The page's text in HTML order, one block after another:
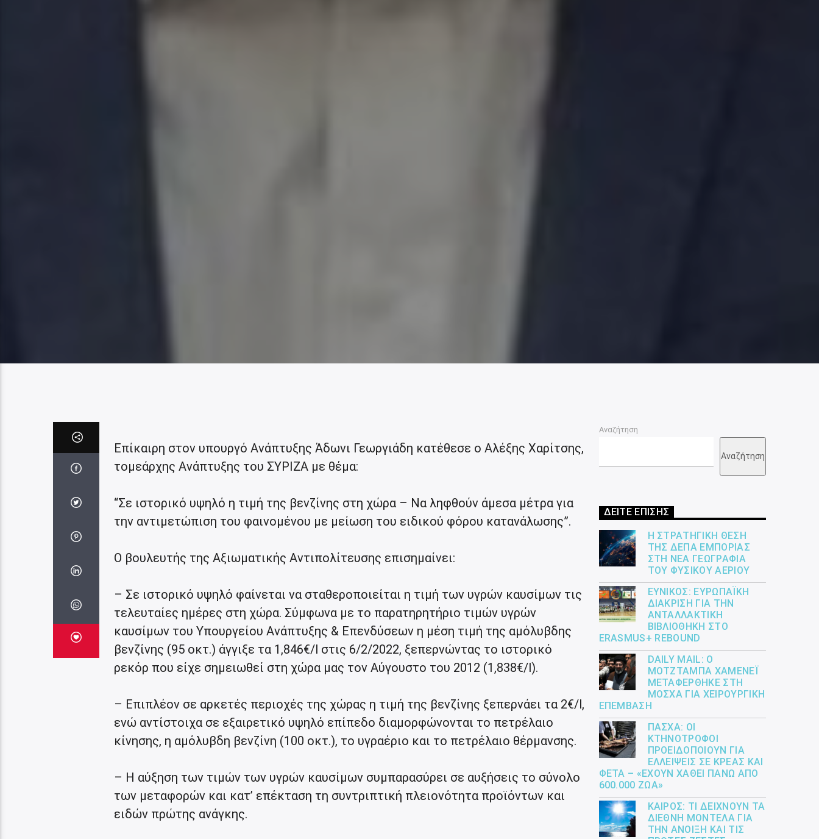
Επίκαιρη στον υπουργό Ανάπτυξης Άδωνι Γεωργιάδη κατέθεσε ο Αλέξης Χαρίτσης,
τομεάρχης Ανάπτυξης του ΣΥΡΙΖΑ με θέμα:
“Σε ιστορικό υψηλό η τιμή της βενζίνης στη χώρα – Να ληφθούν άμεσα μέτρα για
την αντιμετώπιση του φαινομένου με μείωση του ειδικού φόρου κατανάλωσης”.
Ο βουλευτής της Αξιωματικής Αντιπολίτευσης επισημαίνει:
– Σε ιστορικό υψηλό φαίνεται να σταθεροποιείται η τιμή των υγρών καυσίμων τις
τελευταίες ημέρες στη χώρα. Σύμφωνα με το παρατηρητήριο τιμών υγρών
καυσίμων του Υπουργείου Ανάπτυξης & Επενδύσεων η μέση τιμή της αμόλυβδης
βενζίνης (95 οκτ.) άγγιξε τα 1,846€/l στις 6/2/2022, ξεπερνώντας το ιστορικό
ρεκόρ που είχε σημειωθεί στη χώρα μας τον Αύγουστο του 2012 (1,838€/l).
– Επιπλέον σε αρκετές περιοχές της χώρας η τιμή της βενζίνης ξεπερνάει τα 2€/l,
ενώ αντίστοιχα σε εξαιρετικό υψηλό επίπεδο διαμορφώνονται το πετρέλαιο
κίνησης, η αμόλυβδη βενζίνη (100 οκτ.), το υγραέριο και το πετρέλαιο θέρμανσης.
– Η αύξηση των τιμών των υγρών καυσίμων συμπαρασύρει σε αυξήσεις το σύνολο
των μεταφορών και κατ’ επέκταση τη συντριπτική πλειονότητα προϊόντων και
ειδών πρώτης ανάγκης.
Αναζήτηση
Αναζήτηση
ΔΕΙΤΕ ΕΠΙΣΗΣ
Η ΣΤΡΑΤΗΓΙΚΉ ΘΈΣΗ
ΤΗΣ ΔΕΠΑ ΕΜΠΟΡΊΑΣ
ΣΤΗ ΝΈΑ ΓΕΩΓΡΑΦΊΑ
ΤΟΥ ΦΥΣΙΚΟΎ ΑΕΡΊΟΥ
ΕΎΝΙΚΟΣ: ΕΥΡΩΠΑΪΚΉ
ΔΙΆΚΡΙΣΗ ΓΙΑ ΤΗΝ
ΑΝΤΑΛΛΑΚΤΙΚΉ
ΒΙΒΛΙΟΘΉΚΗ ΣΤΟ
ERASMUS+ REBOUND
DAILY MAIL: Ο
ΜΟΤΖΤΆΜΠΑ ΧΑΜΕΝΕΪ́
ΜΕΤΑΦΈΡΘΗΚΕ ΣΤΗ
ΜΌΣΧΑ ΓΙΑ ΧΕΙΡΟΥΡΓΙΚΉ
ΕΠΈΜΒΑΣΗ
ΠΆΣΧΑ: ΟΙ
ΚΤΗΝΟΤΡΌΦΟΙ
ΠΡΟΕΙΔΟΠΟΙΟΎΝ ΓΙΑ
ΕΛΛΕΊΨΕΙΣ ΣΕ ΚΡΈΑΣ ΚΑΙ
ΦΈΤΑ – «ΈΧΟΥΝ ΧΑΘΕΊ ΠΆΝΩ ΑΠΌ
600.000 ΖΏΑ»
ΚΑΙΡΌΣ: ΤΙ ΔΕΊΧΝΟΥΝ ΤΑ
ΔΙΕΘΝΉ ΜΟΝΤΈΛΑ ΓΙΑ
ΤΗΝ ΆΝΟΙΞΗ ΚΑΙ ΤΙΣ